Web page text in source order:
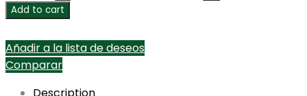
Add to cart
Añadir a la lista de deseos
Comparar